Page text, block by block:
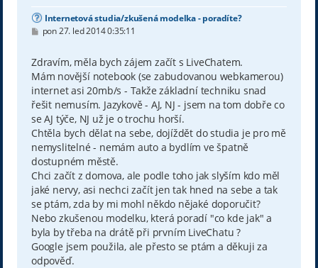
Internetová studia/zkušená modelka - poradíte?
P
s
p
ě
v
e
k
pon 27. led 2014 0:35:11
Zdravím, měla bych zájem začít s LiveChatem.
Mám novější notebook (se zabudovanou webkamerou)
internet asi 20mb/s - Takže základní techniku snad
řešit nemusím. Jazykově - AJ, NJ - jsem na tom dobře co
se AJ týče, NJ už je o trochu horší.
Chtěla bych dělat na sebe, dojíždět do studia je pro mě
nemyslitelné - nemám auto a bydlím ve špatně
dostupném městě.
Chci začít z domova, ale podle toho jak slyším kdo měl
jaké nervy, asi nechci začít jen tak hned na sebe a tak
se ptám, zda by mi mohl někdo nějaké doporučit?
Nebo zkušenou modelku, která poradí "co kde jak" a
byla by třeba na drátě při prvním LiveChatu ?
Google jsem použila, ale přesto se ptám a děkuji za
odpověď.